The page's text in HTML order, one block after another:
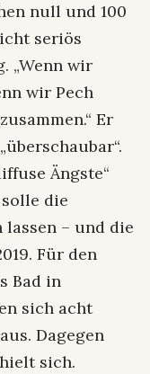
null und 100
seriös
„Wenn wir
wir Pech
Er
Ängste“
die
lassen – und die
Für den
Bad in
sich acht
Dagegen
sich.